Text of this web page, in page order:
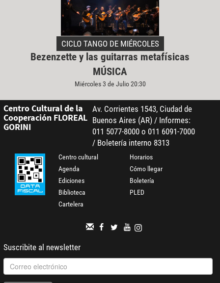
CICLO TANGO DE MIÉRCOLES
Bezenzette y las guitarras metafísicas
MÚSICA
Miércoles 3 de Julio 20:30
Centro Cultural de la
Cooperación FLOREAL
GORINI
Av. Corrientes 1543, Ciudad de
Buenos Aires (AR) / Informes:
011 5077-8000 o 011 6091-7000
/ Boletería interno 8313
Centro cultural
Agenda
Ediciones
Biblioteca
Cartelera
Horarios
Cómo llegar
Boletería
PLED
Suscribite al newsletter